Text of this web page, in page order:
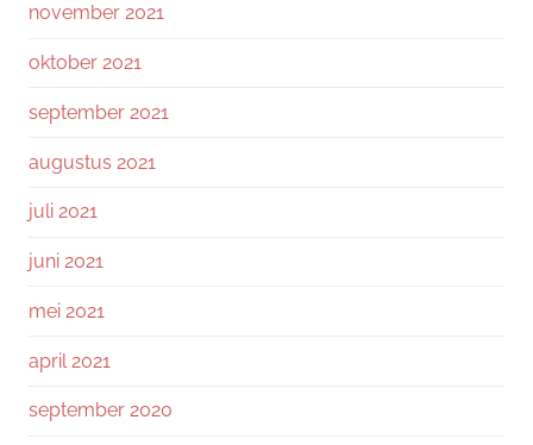
november 2021
oktober 2021
september 2021
augustus 2021
juli 2021
juni 2021
mei 2021
april 2021
september 2020